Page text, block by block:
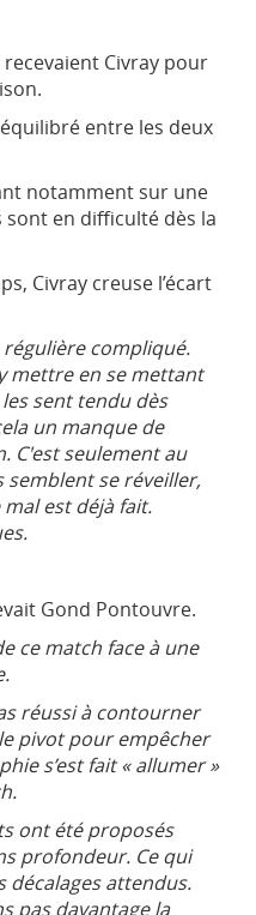
recevaient Civray pour
entre les deux
notamment sur une
sont en difficulté dès la
Civray creuse l’écart
compliqué.
mettre en se mettant
sent tendu dès
un manque de
C'est seulement au
se réveiller,
est déjà fait.
Gond Pontouvre.
ce match face à une
réussi à contourner
pivot pour empêcher
s’est fait « allumer »
ont été proposés
profondeur. Ce qui
décalages attendus.
pas davantage la